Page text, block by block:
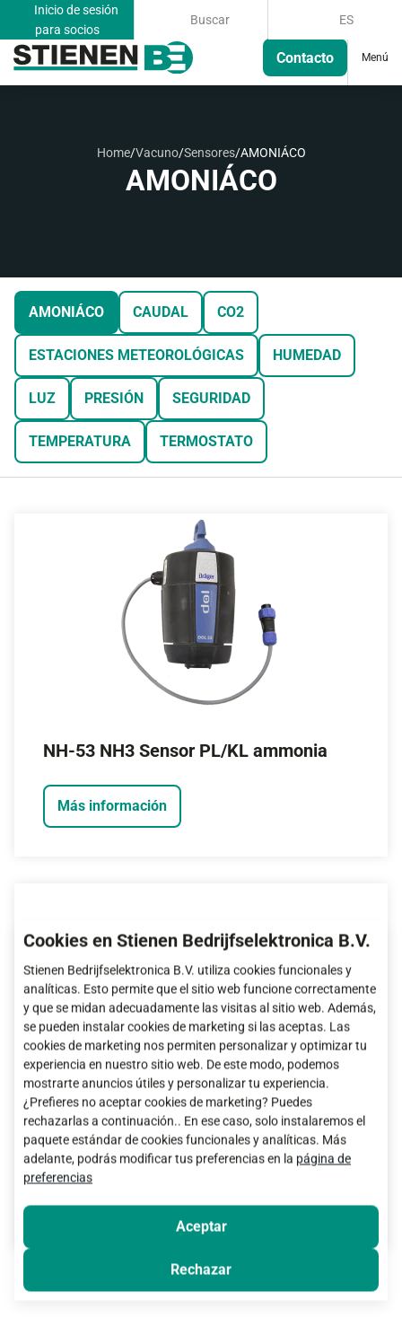
Inicio de sesión
para socios
Buscar ES
Contacto Menú
Home/Vacuno/Sensores/AMONIÁCO
AMONIÁCO
AMONIÁCO CAUDAL CO2
ESTACIONES METEOROLÓGICAS HUMEDAD
LUZ PRESIÓN SEGURIDAD
TEMPERATURA TERMOSTATO
NH-53 NH3 Sensor PL/KL ammonia
Más información
MV10Z20 manure sensor 10k cable
black 20m, pipe 1.25m
Cookies en Stienen Bedrijfselektronica B.V.
Stienen Bedrijfselektronica B.V. utiliza cookies funcionales y
analíticas. Esto permite que el sitio web funcione correctamente
y que se midan adecuadamente las visitas al sitio web. Además,
se pueden instalar cookies de marketing si las aceptas. Las
cookies de marketing nos permiten personalizar y optimizar tu
experiencia en nuestro sitio web. De este modo, podemos
mostrarte anuncios útiles y personalizar tu experiencia.
¿Prefieres no aceptar cookies de marketing? Puedes
rechazarlas a continuación.. En ese caso, solo instalaremos el
paquete estándar de cookies funcionales y analíticas. Más
adelante, podrás modificar tus preferencias en la página de
preferencias
Aceptar
Rechazar